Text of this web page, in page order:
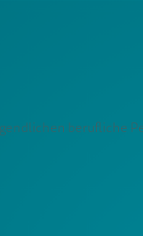
berufliche